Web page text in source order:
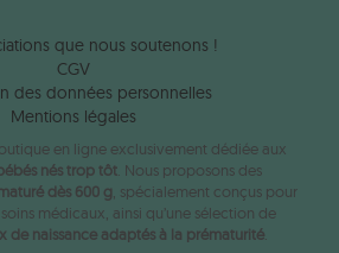
que nous soutenons !
CGV
des données personnelles
Mentions légales
en ligne exclusivement dédiée aux
nés trop tôt . Nous proposons des
dès 600 g , spécialement conçus pour
médicaux, ainsi qu’une sélection de
de naissance adaptés à la prématurité